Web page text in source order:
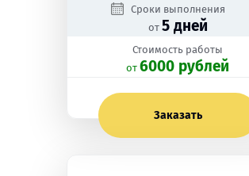
Сроки выполнения
от 5 дней
Стоимость работы
oт 6000 рублей
Заказать